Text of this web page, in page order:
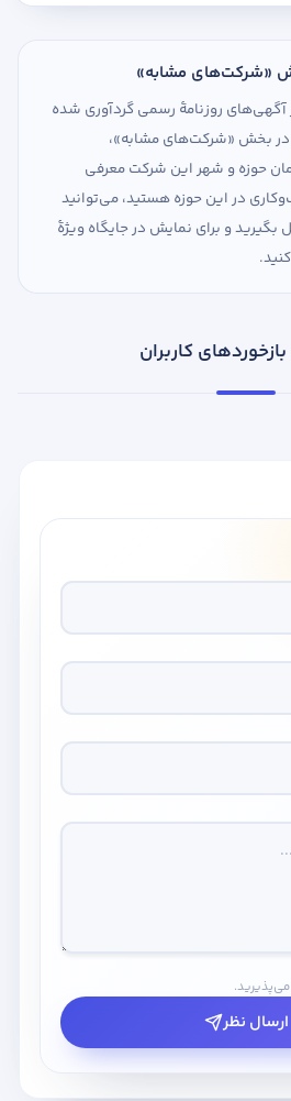
«شرکت‌های مشابه»
آگهی‌های روزنامهٔ رسمی گردآوری شده
در بخش «شرکت‌های مشابه»،
حوزه و شهر این شرکت معرفی
در این حوزه هستید، می‌توانید
بگیرید و برای نمایش در جایگاه ویژهٔ
کاربران
می‌پذیرید.
ارسال نظر